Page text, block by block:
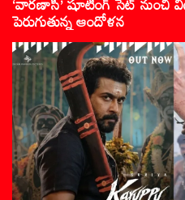
పెరుగుతున్న ఆందోళన